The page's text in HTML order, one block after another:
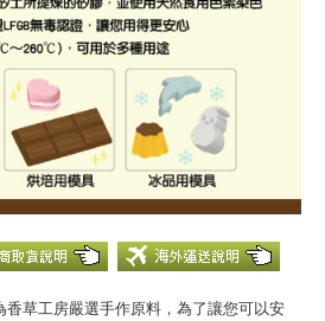
香草工房嚴選手作原料，為了讓您可以安